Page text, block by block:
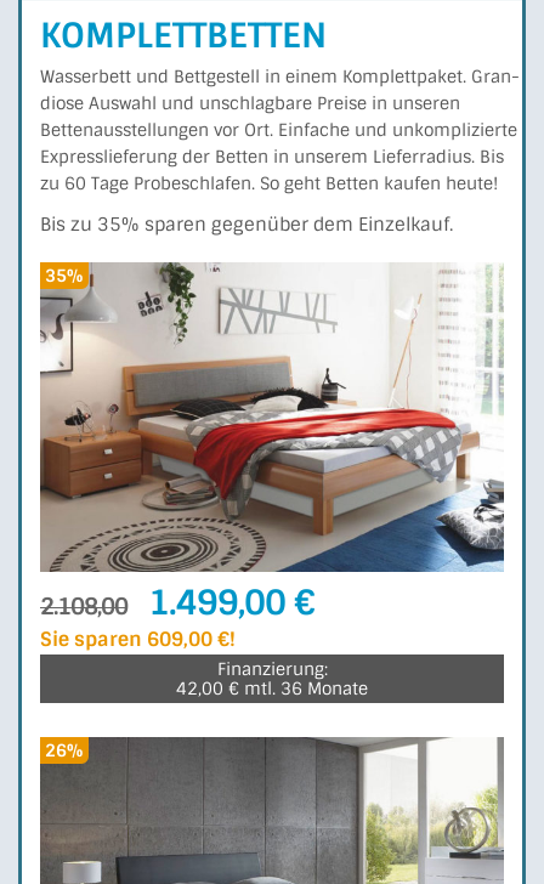
KOMPLETTBETTEN
Wasserbett und Bettgestell in einem Komplettpaket. Gran­
di­ose Auswahl und unschlagbare Preise in unseren
Betten­­aus­stel­lungen vor Ort. Einfache und unkomplizierte
Express­liefe­rung der Betten in unserem Liefer­ra­dius. Bis
zu 60 Tage Probe­schla­fen. So geht Betten kaufen heute!
Bis zu 35% sparen gegenüber dem Einzelkauf.
35%
2.108,00 1.499,00 €
Sie sparen 609,00 €!
Finanzierung:
42,00 € mtl. 36 Monate
26%